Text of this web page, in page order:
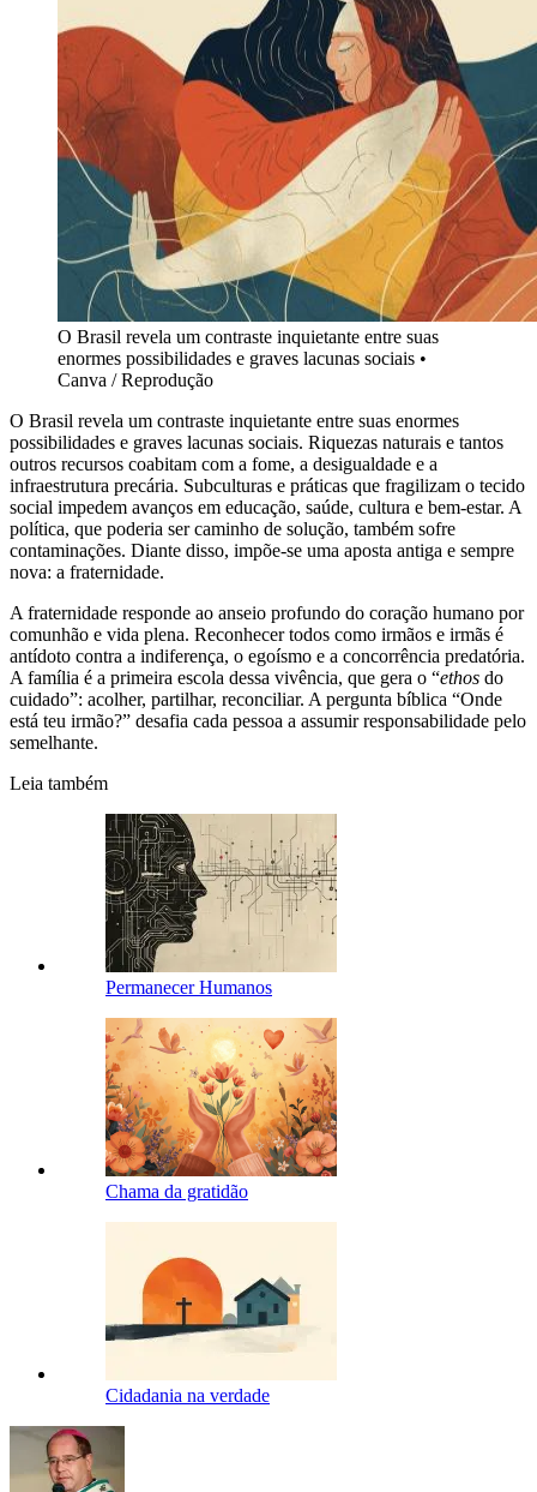
O Brasil revela um contraste inquietante entre suas
enormes possibilidades e graves lacunas sociais •
Canva / Reprodução
O Brasil revela um contraste inquietante entre suas enormes
possibilidades e graves lacunas sociais. Riquezas naturais e tantos
outros recursos coabitam com a fome, a desigualdade e a
infraestrutura precária. Subculturas e práticas que fragilizam o tecido
social impedem avanços em educação, saúde, cultura e bem-estar. A
política, que poderia ser caminho de solução, também sofre
contaminações. Diante disso, impõe-se uma aposta antiga e sempre
nova: a fraternidade.
A fraternidade responde ao anseio profundo do coração humano por
comunhão e vida plena. Reconhecer todos como irmãos e irmãs é
antídoto contra a indiferença, o egoísmo e a concorrência predatória.
A família é a primeira escola dessa vivência, que gera o “ethos do
cuidado”: acolher, partilhar, reconciliar. A pergunta bíblica “Onde
está teu irmão?” desafia cada pessoa a assumir responsabilidade pelo
semelhante.
Leia também
Permanecer Humanos
Chama da gratidão
Cidadania na verdade